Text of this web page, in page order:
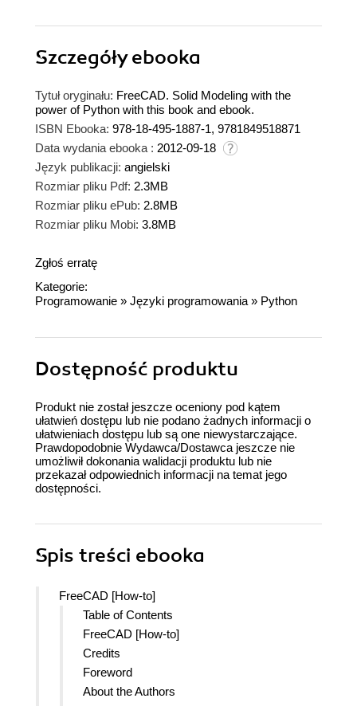
Szczegółyebooka
Tytuł oryginału: FreeCAD. Solid Modeling with the
power of Python with this book and ebook.
ISBN Ebooka: 978-18-495-1887-1, 9781849518871
Data wydania ebooka : 2012-09-18
Język publikacji: angielski
Rozmiar pliku Pdf: 2.3MB
Rozmiar pliku ePub: 2.8MB
Rozmiar pliku Mobi: 3.8MB
Zgłoś erratę
Kategorie:
Programowanie » Języki programowania » Python
Dostępność produktu
Produkt nie został jeszcze oceniony pod kątem
ułatwień dostępu lub nie podano żadnych informacji o
ułatwieniach dostępu lub są one niewystarczające.
Prawdopodobnie Wydawca/Dostawca jeszcze nie
umożliwił dokonania walidacji produktu lub nie
przekazał odpowiednich informacji na temat jego
dostępności.
Spis treści ebooka
FreeCAD [How-to]
Table of Contents
FreeCAD [How-to]
Credits
Foreword
About the Authors